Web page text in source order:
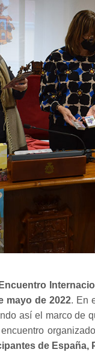
mayo de 2022. En
así el marco de
de España,